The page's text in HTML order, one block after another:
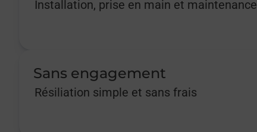
Installation, prise en main et maintenance
Sans engagement
Résiliation simple et sans frais